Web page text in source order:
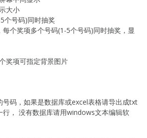
大小
个号码)同时抽奖
个奖项多个号码(1-5个号码)同时抽奖，显
奖项可指定背景图片
号码，如果是数据库或excel表格请导出成txt
行， 没有数据库请用windows文本编辑软